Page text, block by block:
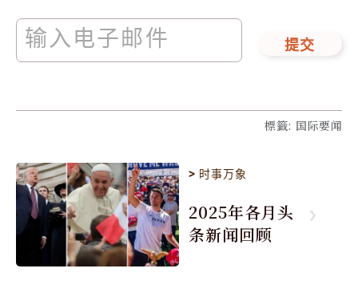
提交
標籤: 国际要闻
> 时事万象
2025年各月头
条新闻回顾